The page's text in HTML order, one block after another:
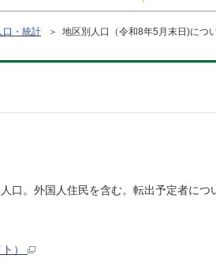
口・統計 ＞ 地区別人口（令和8年5月末日)につ
。外国人住民を含む。転出予定者につ
）